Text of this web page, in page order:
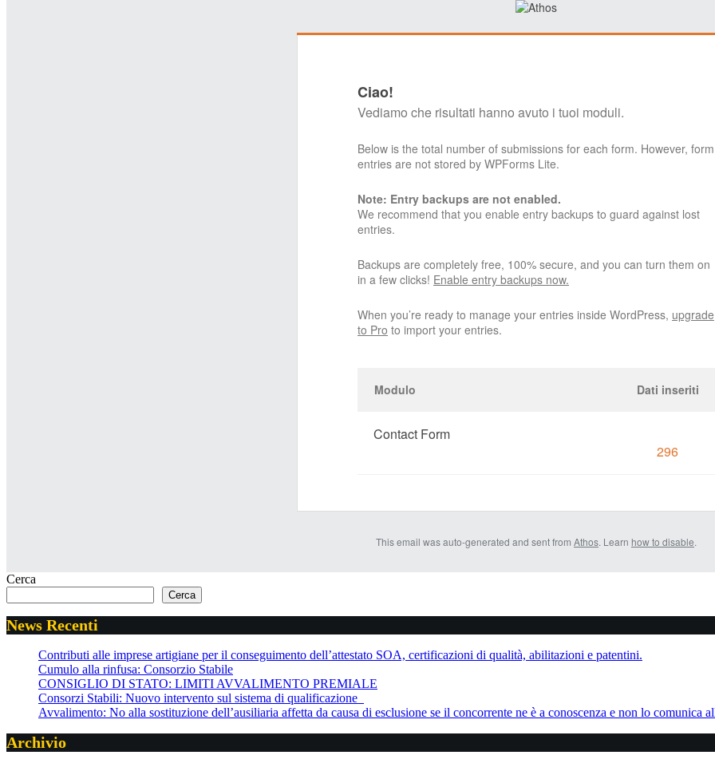
Ciao!
Vediamo che risultati hanno avuto i tuoi moduli.
Below is the total number of submissions for each form. However, form
entries are not stored by WPForms Lite.
Note: Entry backups are not enabled.
We recommend that you enable entry backups to guard against lost
entries.
Backups are completely free, 100% secure, and you can turn them on
in a few clicks! Enable entry backups now.
When you’re ready to manage your entries inside WordPress, upgrade
to Pro to import your entries.
Modulo Dati inseriti
Contact Form
296
This email was auto-generated and sent from Athos. Learn how to disable.
Cerca
Cerca
News Recenti
Contributi alle imprese artigiane per il conseguimento dell’attestato SOA, certificazioni di qualità, abilitazioni e patentini.
Cumulo alla rinfusa: Consorzio Stabile
CONSIGLIO DI STATO: LIMITI AVVALIMENTO PREMIALE
Consorzi Stabili: Nuovo intervento sul sistema di qualificazione
Avvalimento: No alla sostituzione dell’ausiliaria affetta da causa di esclusione se il concorrente ne è a conoscenza e non lo comunica
Archivio